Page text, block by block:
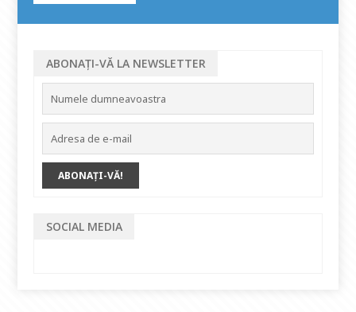
ABONAȚI-VĂ LA NEWSLETTER
SOCIAL MEDIA